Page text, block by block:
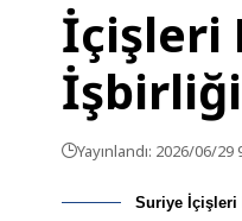
İçişleri
Yayınlandı: 2026/06/29
Suriye İçişleri